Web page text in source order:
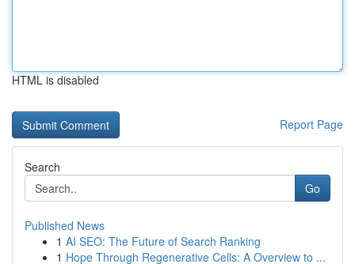
HTML is disabled
Report Page
Search
Go
Published News
1 AI SEO: The Future of Search Ranking
1 Hope Through Regenerative Cells: A Overview to ...